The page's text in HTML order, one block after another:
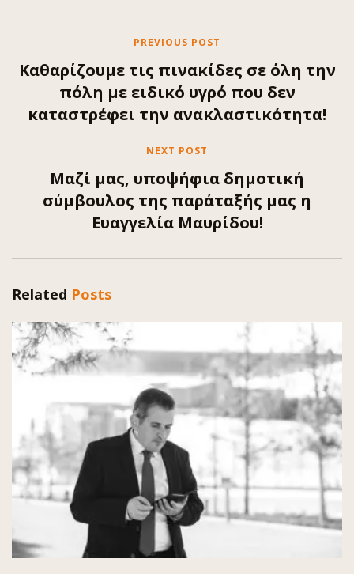
PREVIOUS POST
Καθαρίζουμε τις πινακίδες σε όλη την
πόλη με ειδικό υγρό που δεν
καταστρέφει την ανακλαστικότητα!
NEXT POST
Μαζί μας, υποψήφια δημοτική
σύμβουλος της παράταξής μας η
Ευαγγελία Μαυρίδου!
Related Posts